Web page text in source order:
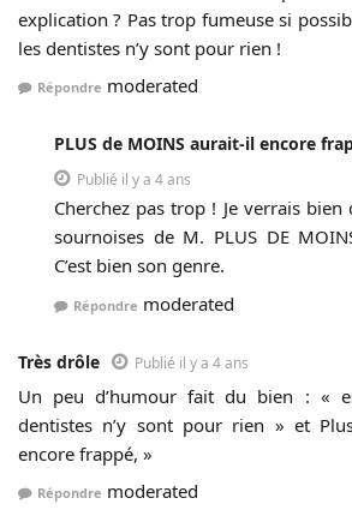
explication ? Pas trop fumeuse si
les dentistes n’y sont pour rien !
Répondre moderated
PLUS de MOINS aurait-il encore
Publié il y a 4 ans
Cherchez pas trop ! Je verrais
sournoises de M. PLUS DE
C’est bien son genre.
Répondre moderated
Très drôle Publié il y a 4 ans
Un peu d’humour fait du bien : «
dentistes n’y sont pour rien » et
encore frappé, »
Répondre moderated